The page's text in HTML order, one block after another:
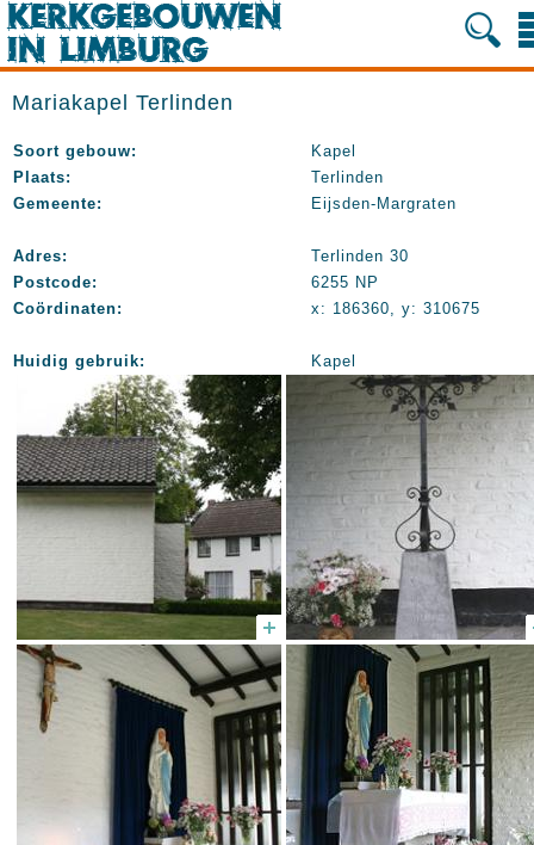
Mariakapel Terlinden
Soort gebouw:
Kapel
Plaats:
Terlinden
Gemeente:
Eijsden-Margraten
Adres:
Terlinden 30
Postcode:
6255 NP
Coördinaten:
x: 186360, y: 310675
Huidig gebruik: Kapel